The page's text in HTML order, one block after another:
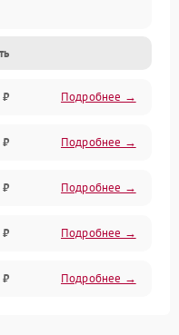
₽ Подробнее →
₽ Подробнее →
₽ Подробнее →
₽ Подробнее →
₽ Подробнее →